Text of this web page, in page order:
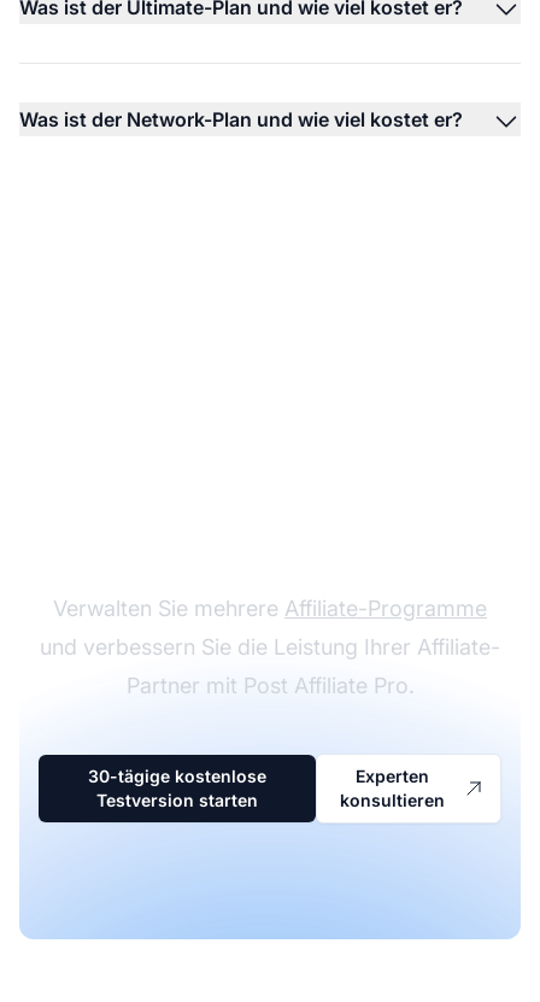
Was ist der Ultimate-Plan und wie viel kostet er?
Was ist der Network-Plan und wie viel kostet er?
Verwalten Sie mehrere Affiliate-Programme
und verbessern Sie die Leistung Ihrer Affiliate-
Partner mit Post Affiliate Pro.
30-tägige kostenlose
Testversion starten
Experten
konsultieren